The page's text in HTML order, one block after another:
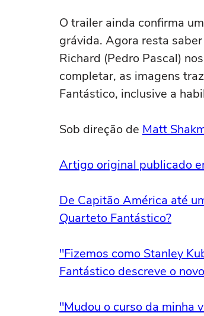
O trailer ainda confirma
grávida. Agora resta
Richard (Pedro Pascal)
completar, as imagens
Fantástico, inclusive a
Sob direção de Matt
Artigo original publicado
De Capitão América até
Quarteto Fantástico?
"Fizemos como Stanley
Fantástico descreve o
"Mudou o curso da minha